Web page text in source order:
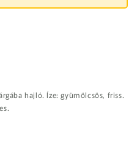
hajló. Íze: gyümölcsös, friss.